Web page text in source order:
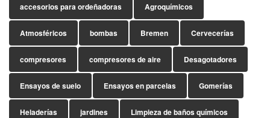
accesorios para ordeñadoras Agroquímicos
Atmosféricos bombas Bremen Cervecerías
compresores compresores de aire Desagotadores
Ensayos de suelo Ensayos en parcelas Gomerías
Heladerías jardines Limpieza de baños químicos